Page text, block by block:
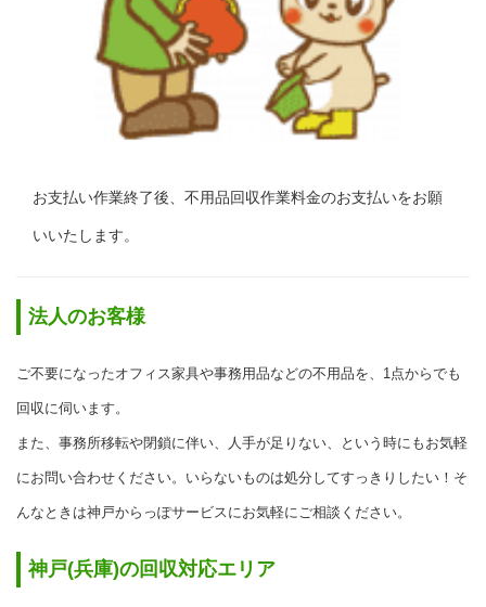
お支払い作業終了後、不用品回収作業料金のお支払いをお願
いいたします。
法人のお客様
ご不要になったオフィス家具や事務用品などの不用品を、1点からでも
回収に伺います。
また、事務所移転や閉鎖に伴い、人手が足りない、という時にもお気軽
にお問い合わせください。いらないものは処分してすっきりしたい！そ
んなときは神戸からっぽサービスにお気軽にご相談ください。
神戸(兵庫)の回収対応エリア